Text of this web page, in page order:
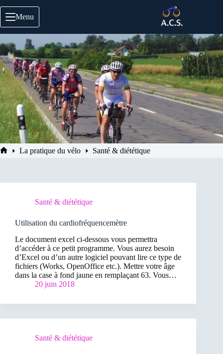
au
contenu
Menu
La pratique du vélo Santé & diététique
Santé & diététique
Utilisation du cardiofréquencemètre
Le document excel ci-dessous vous permettra
d’accéder à ce petit programme. Vous aurez besoin
d’Excel ou d’un autre logiciel pouvant lire ce type de
fichiers (Works, OpenOffice etc.). Mettre votre âge
dans la case à fond jaune en remplaçant 63. Vous…
20 juin 2018
Santé & diététique